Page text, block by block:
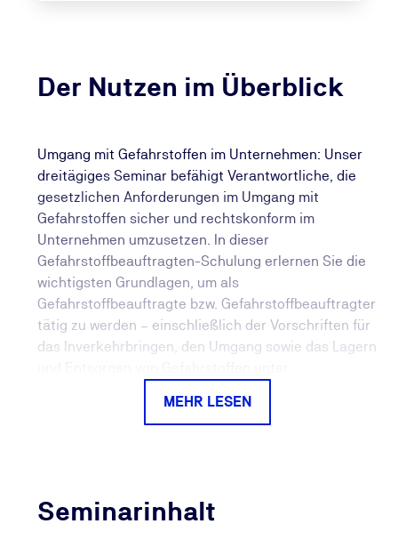
Der Nutzen im Überblick
Umgang mit Gefahrstoffen im Unternehmen: Unser
dreitägiges Seminar befähigt Verantwortliche, die
gesetzlichen Anforderungen im Umgang mit
Gefahrstoffen sicher und rechtskonform im
Unternehmen umzusetzen. In dieser
Gefahrstoffbeauftragten-Schulung erlernen Sie die
wichtigsten Grundlagen, um als
Gefahrstoffbeauftragte bzw. Gefahrstoffbeauftragter
tätig zu werden – einschließlich der Vorschriften für
das Inverkehrbringen, den Umgang sowie das Lagern
(GefStoffV) sowie relevanter TRGS.
Gefährdungen durch eine fachkundige Person
MEHR LESEN
Seminarinhalt